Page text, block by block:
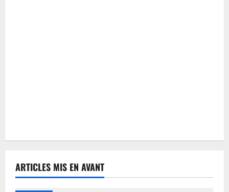
ARTICLES MIS EN AVANT